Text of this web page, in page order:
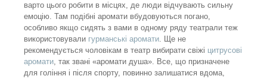
варто цього робити в місцях, де люди відчувають сильну
емоцію. Там подібні аромати вбудовуються погано,
особливо якщо сидять з вами в одному ряду театрали теж
використовували гурманські аромати. Ще не
рекомендується чоловікам в театр вибирати свіжі цитрусові
аромати, так звані «аромати душа». Все, що призначене
для гоління і після спорту, повинно залишатися вдома,